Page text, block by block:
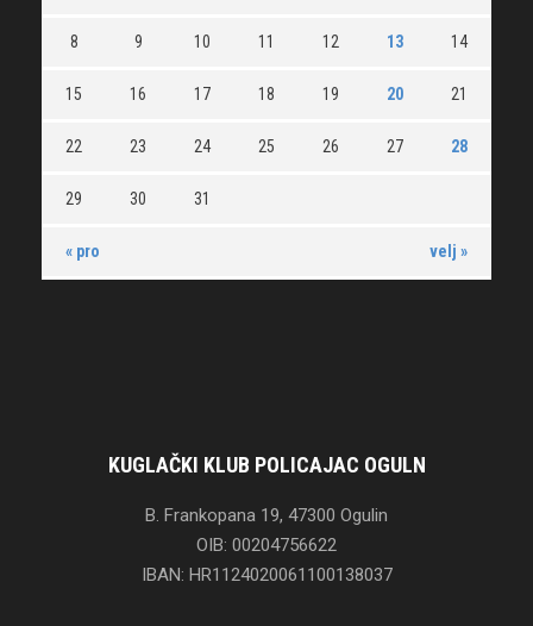
« pro velj »
8 9 10 11 12 13 14
15 16 17 18 19 20 21
22 23 24 25 26 27 28
29 30 31
KUGLAČKI KLUB POLICAJAC OGULN
B. Frankopana 19, 47300 Ogulin
OIB: 00204756622
IBAN: HR1124020061100138037